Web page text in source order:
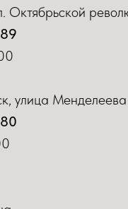
Октябрьской
улица